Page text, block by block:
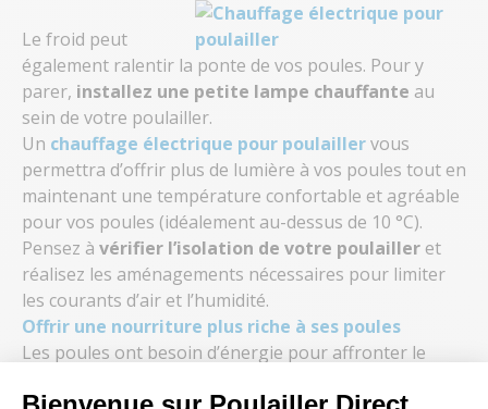
Le froid peut
également ralentir la ponte de vos poules. Pour y
parer, installez une petite lampe chauffante au
sein de votre poulailler.
Un chauffage électrique pour poulaillervous
permettra d’offrir plus de lumière à vos poules tout en
maintenant une température confortable et agréable
pour vos poules (idéalement au-dessus de 10 °C).
Pensez à vérifier l’isolation de votre poulailler et
réalisez les aménagements nécessaires pour limiter
les courants d’air et l’humidité.
Offrir une nourriture plus riche à ses poules
Les poules ont besoin d’énergie pour affronter le